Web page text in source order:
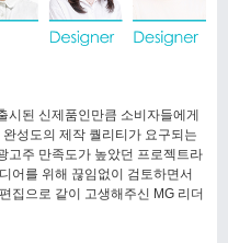
시된 신제품인만큼 소비자들에게
성도의 제작 퀄리티가 요구되는
고주 만족도가 높았던 프로젝트라
어를 위해 끊임없이 검토하면서
집으로 같이 고생해주신 MG 리더